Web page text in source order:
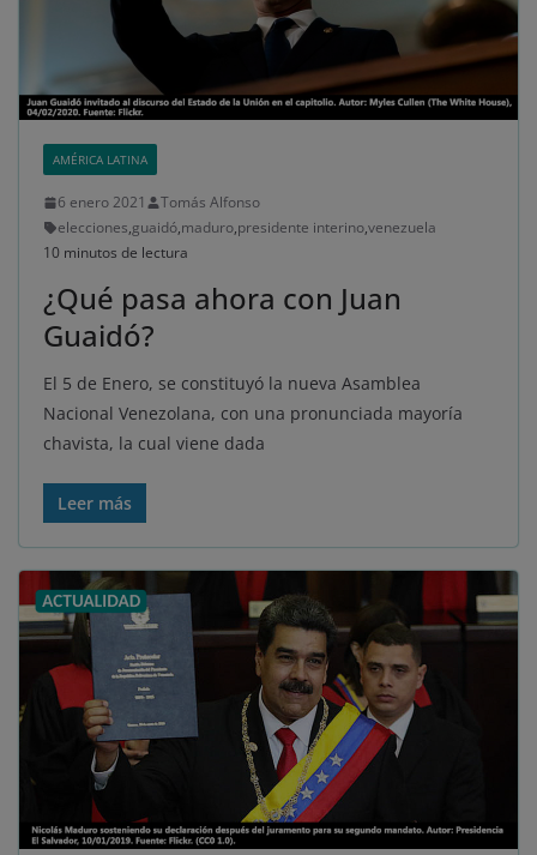
AMÉRICA LATINA
6 enero 2021
Tomás Alfonso
elecciones,guaidó,maduro,presidente interino,venezuela
10 minutos de lectura
¿Qué pasa ahora con Juan
Guaidó?
El 5 de Enero, se constituyó la nueva Asamblea
Nacional Venezolana, con una pronunciada mayoría
chavista, la cual viene dada
Leer más